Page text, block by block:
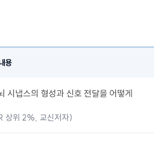
용
시냅스의 형성과 신호 전달을 어떻게
위 2%, 교신저자)